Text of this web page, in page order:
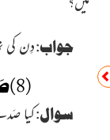
جواب:دِن کى
(8)صَدقے کا گوشت پھینکنا کیسا؟
سوال:کیا